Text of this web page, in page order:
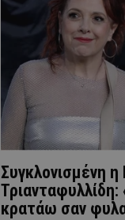
Συγκλονισμένη η
Τριανταφυλλίδη:
κρατάω σαν